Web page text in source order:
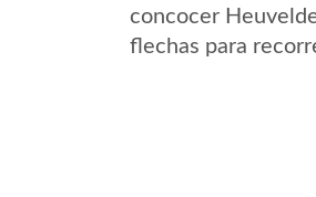
concocer
flechas para